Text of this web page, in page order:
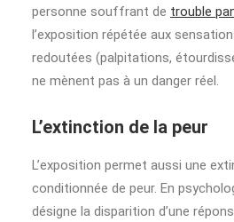
personne souffrant de trouble
l’exposition répétée aux
redoutées (palpitations,
ne mènent pas à un danger réel.
L’extinction de la peur
L’exposition permet aussi une
conditionnée de peur. En
désigne la disparition d’une